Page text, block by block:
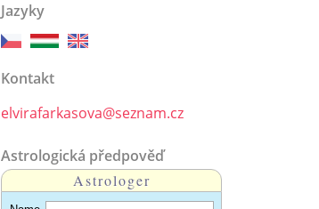
Jazyky
Kontakt
elvirafarkasova@seznam.cz
Astrologická předpověď